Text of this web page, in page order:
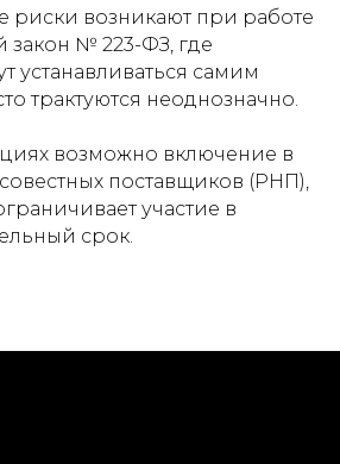
риски возникают при работе
№ 223-ФЗ, где
устанавливаться самим
трактуются неоднозначно.
возможно включение в
поставщиков (РНП),
участие в
срок.